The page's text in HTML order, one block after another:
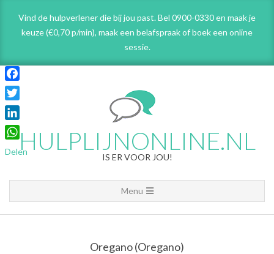
content
Vind de hulpverlener die bij jou past. Bel 0900-0330 en maak je
keuze (€0,70 p/min), maak een belafspraakof boek een online
sessie.
HULPLIJNONLINE.NL
IS ER VOOR JOU!
Navigation
Menu
Menu
Oregano (Oregano)
Facebook
Twitter
LinkedIn
WhatsApp
Delen